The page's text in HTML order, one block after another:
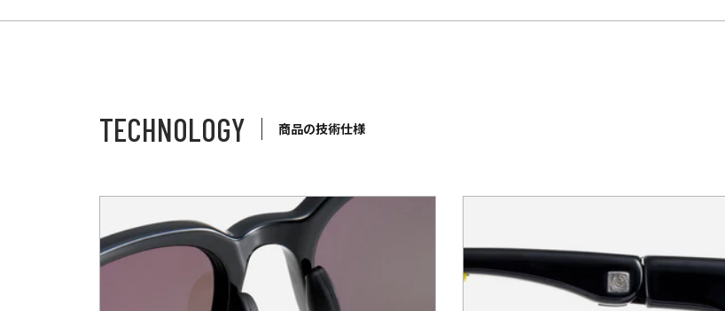
TECHNOLOGY 商品の技術仕様